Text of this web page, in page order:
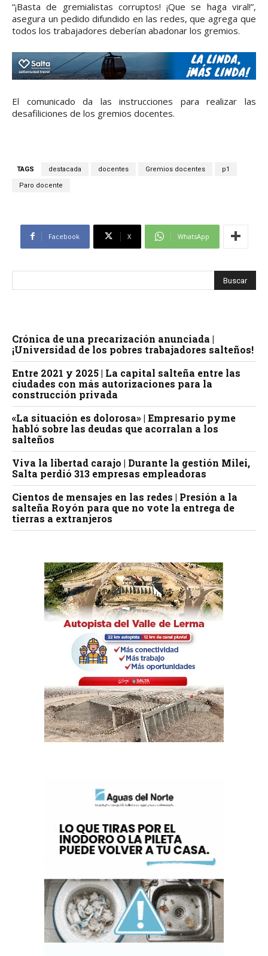
“¡Basta de gremialistas corruptos! ¡Que se haga viral!”,
asegura un pedido difundido en las redes, que agrega que
todos los trabajadores deberían abadonar los gremios.
El comunicado da las instrucciones para realizar las
desafiliciones de los gremios docentes.
TAGS destacada docentes Gremios docentes p1
Paro docente
Facebook X WhatsApp
Crónica de una precarización anunciada |
¡Universidad de los pobres trabajadores salteños!
Entre 2021 y 2025 | La capital salteña entre las
ciudades con más autorizaciones para la
construcción privada
«La situación es dolorosa» | Empresario pyme
habló sobre las deudas que acorralan a los
salteños
Viva la libertad carajo | Durante la gestión Milei,
Salta perdió 313 empresas empleadoras
Cientos de mensajes en las redes | Presión a la
salteña Royón para que no vote la entrega de
tierras a extranjeros